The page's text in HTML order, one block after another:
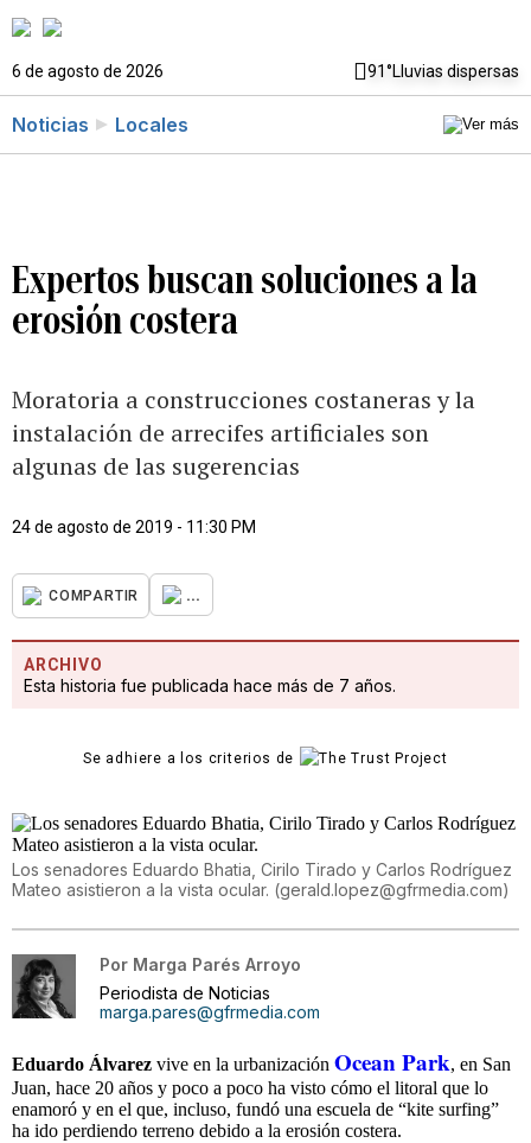
6 de agosto de 2026 91°Lluvias dispersas
Noticias Locales
Expertos buscan soluciones a la
erosión costera
Moratoria a construcciones costaneras y la
instalación de arrecifes artificiales son
algunas de las sugerencias
24 de agosto de 2019 - 11:30 PM
COMPARTIR ...
ARCHIVO
Esta historia fue publicada hace más de 7 años.
Se adhiere a los criterios de
Los senadores Eduardo Bhatia, Cirilo Tirado y Carlos Rodríguez
Mateo asistieron a la vista ocular. (gerald.lopez@gfrmedia.com)
Por Marga Parés Arroyo
Periodista de Noticias
marga.pares@gfrmedia.com
Eduardo Álvarez vive en la urbanización Ocean Park, en San
Juan, hace 20 años y poco a poco ha visto cómo el litoral que lo
enamoró y en el que, incluso, fundó una escuela de “kite surfing”
ha ido perdiendo terreno debido a la erosión costera.